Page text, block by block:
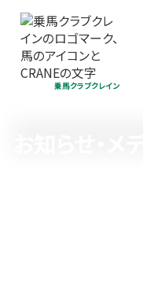
乗馬クラブクレイン